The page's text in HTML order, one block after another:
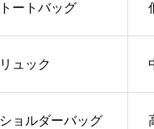
トートバッグ
リュック
ショルダーバッグ